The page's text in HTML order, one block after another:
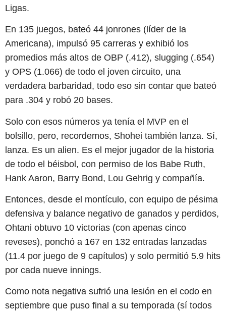
Ligas.
En 135 juegos, bateó 44 jonrones (líder de la
Americana), impulsó 95 carreras y exhibió los
promedios más altos de OBP (.412), slugging (.654)
y OPS (1.066) de todo el joven circuito, una
verdadera barbaridad, todo eso sin contar que bateó
para .304 y robó 20 bases.
Solo con esos números ya tenía el MVP en el
bolsillo, pero, recordemos, Shohei también lanza. Sí,
lanza. Es un alien. Es el mejor jugador de la historia
de todo el béisbol, con permiso de los Babe Ruth,
Hank Aaron, Barry Bond, Lou Gehrig y compañía.
Entonces, desde el montículo, con equipo de pésima
defensiva y balance negativo de ganados y perdidos,
Ohtani obtuvo 10 victorias (con apenas cinco
reveses), ponchó a 167 en 132 entradas lanzadas
(11.4 por juego de 9 capítulos) y solo permitió 5.9 hits
por cada nueve innings.
Como nota negativa sufrió una lesión en el codo en
septiembre que puso final a su temporada (sí todos